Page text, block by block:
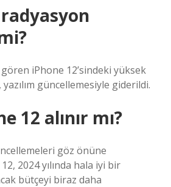
iPhone 12’sindeki yüksek
güncellemesiyle giderildi.
12 alınır mı?
göz önüne
2024 yılında hala iyi bir
bütçeyi biraz daha